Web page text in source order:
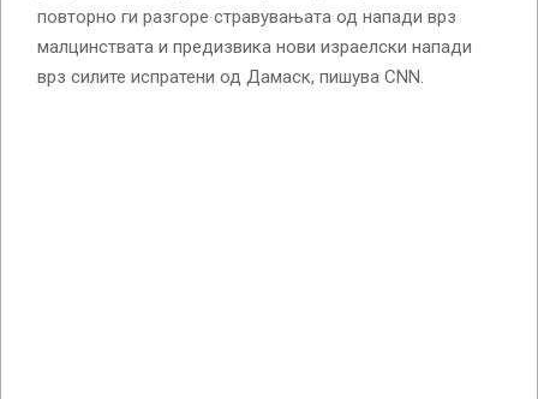
повторно ги разгоре стравувањата од напади врз
малцинствата и предизвика нови израелски напади
врз силите испратени од Дамаск, пишува CNN.